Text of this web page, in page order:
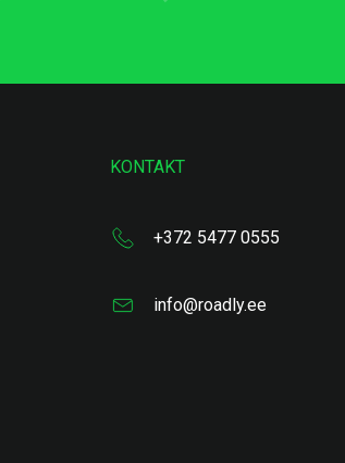
KONTAKT
+372 5477 0555
info@roadly.ee